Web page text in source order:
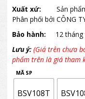
Xuất xứ:
Sản phẩm
Phân phối bởi CÔNG
Bảo hành:
12 tháng
Lưu ý: (Giá trên chưa
phẩm trên là giá tham
MÃ SP
BSV108T